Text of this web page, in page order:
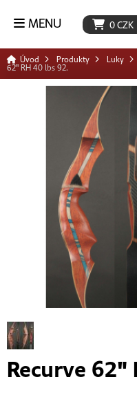
0CZK
MENU
Úvod Produkty Luky
62" RH 40 lbs 92.
Recurve 62"